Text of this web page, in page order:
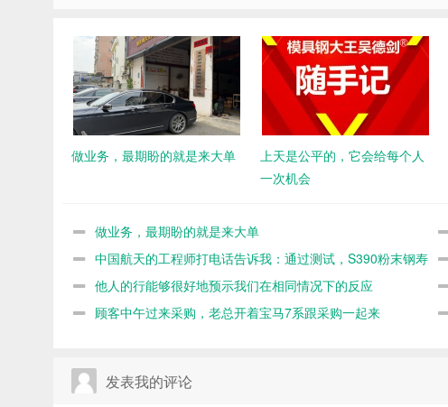
做业务，最期盼的就是来大单
上天是公平的，它会给每个人
一次机会
做业务，最期盼的就是来大单
中国航天的工程师打电话告诉我：通过测试，S390粉末钢寿
命不如8566
他人的行能够很好地预示我们在相同情况下的反应
顾客中午过来采购，老总开着宝马7系跟采购一起来
发表我的评论